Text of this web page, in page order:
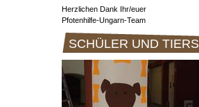
Herzlichen Dank Ihr/euer
Pfotenhilfe-Ungarn-Team
SCHÜLER UND